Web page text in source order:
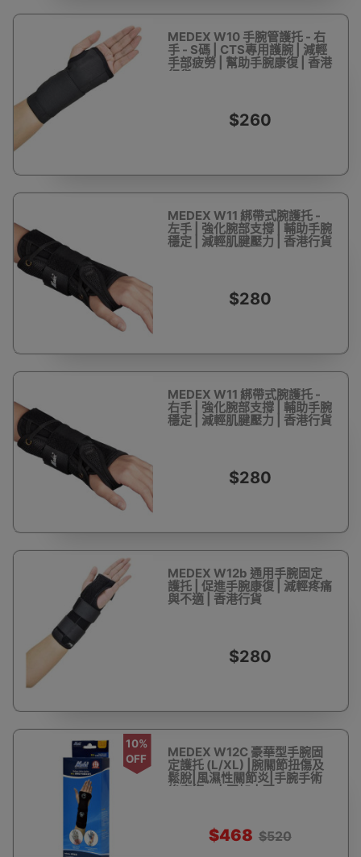
MEDEX W10 手腕管護托 - 右
手 - S碼 | CTS專用護腕 | 減輕
手部疲勞 | 幫助手腕康復 | 香港
行貨
$260
MEDEX W11 綁帶式腕護托 -
左手 | 強化腕部支撐 | 輔助手腕
穩定 | 減輕肌腱壓力 | 香港行貨
$280
MEDEX W11 綁帶式腕護托 -
右手 | 強化腕部支撐 | 輔助手腕
穩定 | 減輕肌腱壓力 | 香港行貨
$280
MEDEX W12b 通用手腕固定
護托 | 促進手腕康復 | 減輕疼痛
與不適 | 香港行貨
$280
10%
OFF
MEDEX W12C 豪華型手腕固
定護托 (L/XL) |腕關節扭傷及
鬆脫|風濕性關節炎|手腕手術
後康復 - 大至加大碼
$468 $520